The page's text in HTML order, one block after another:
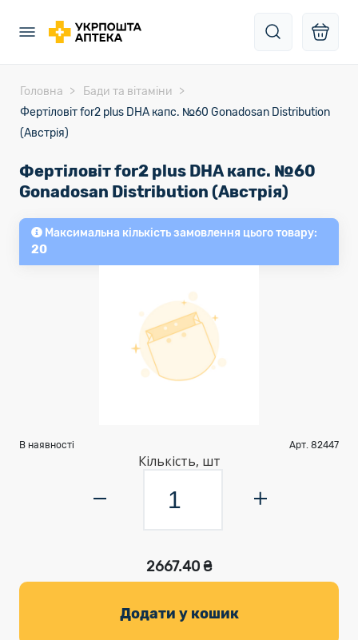
Головна
Бади та вітаміни
Фертіловіт for2 plus DHA капс. №60 Gonadosan Distribution
(Австрія)
Фертіловіт for2 plus DHA капс. №60
Gonadosan Distribution (Австрія)
Максимальна кількість замовлення цього товару:
20
В наявності Арт. 82447
Кількість, шт
2667.40 ₴
Додати у кошик